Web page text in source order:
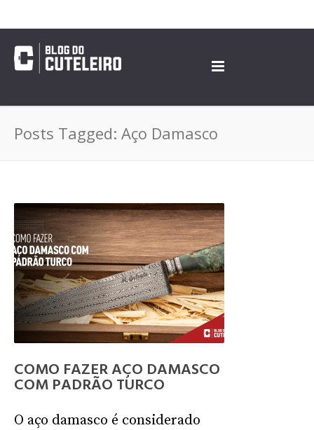
Posts Tagged: Aço Damasco
COMO FAZER AÇO DAMASCO
COM PADRÃO TURCO
O aço damasco é considerado